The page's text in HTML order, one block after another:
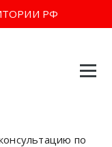
РФ
по